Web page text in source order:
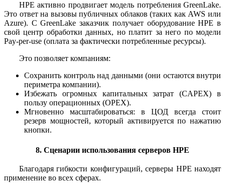
HPE активно продвигает модель потребления GreenLake.
Это ответ на вызовы публичных облаков (таких как AWS или
Azure). С GreenLake заказчик получает оборудование HPE в
свой центр обработки данных, но платит за него по модели
Pay-per-use (оплата за фактически потребленные ресурсы).
Это позволяет компаниям:
Сохранить контроль над данными (они остаются внутри
периметра компании).
Избежать огромных капитальных затрат (CAPEX) в
пользу операционных (OPEX).
Мгновенно масштабироваться: в ЦОД всегда стоит
резерв мощностей, который активируется по нажатию
кнопки.
8. Сценарии использования серверов HPE
Благодаря гибкости конфигураций, серверы HPE находят
применение во всех сферах.